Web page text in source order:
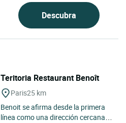
el distrito 6 de...
Descubra
Teritoria Restaurant Benoît
Paris25 km
Benoit se afirma desde la primera
línea como una dirección cercana y